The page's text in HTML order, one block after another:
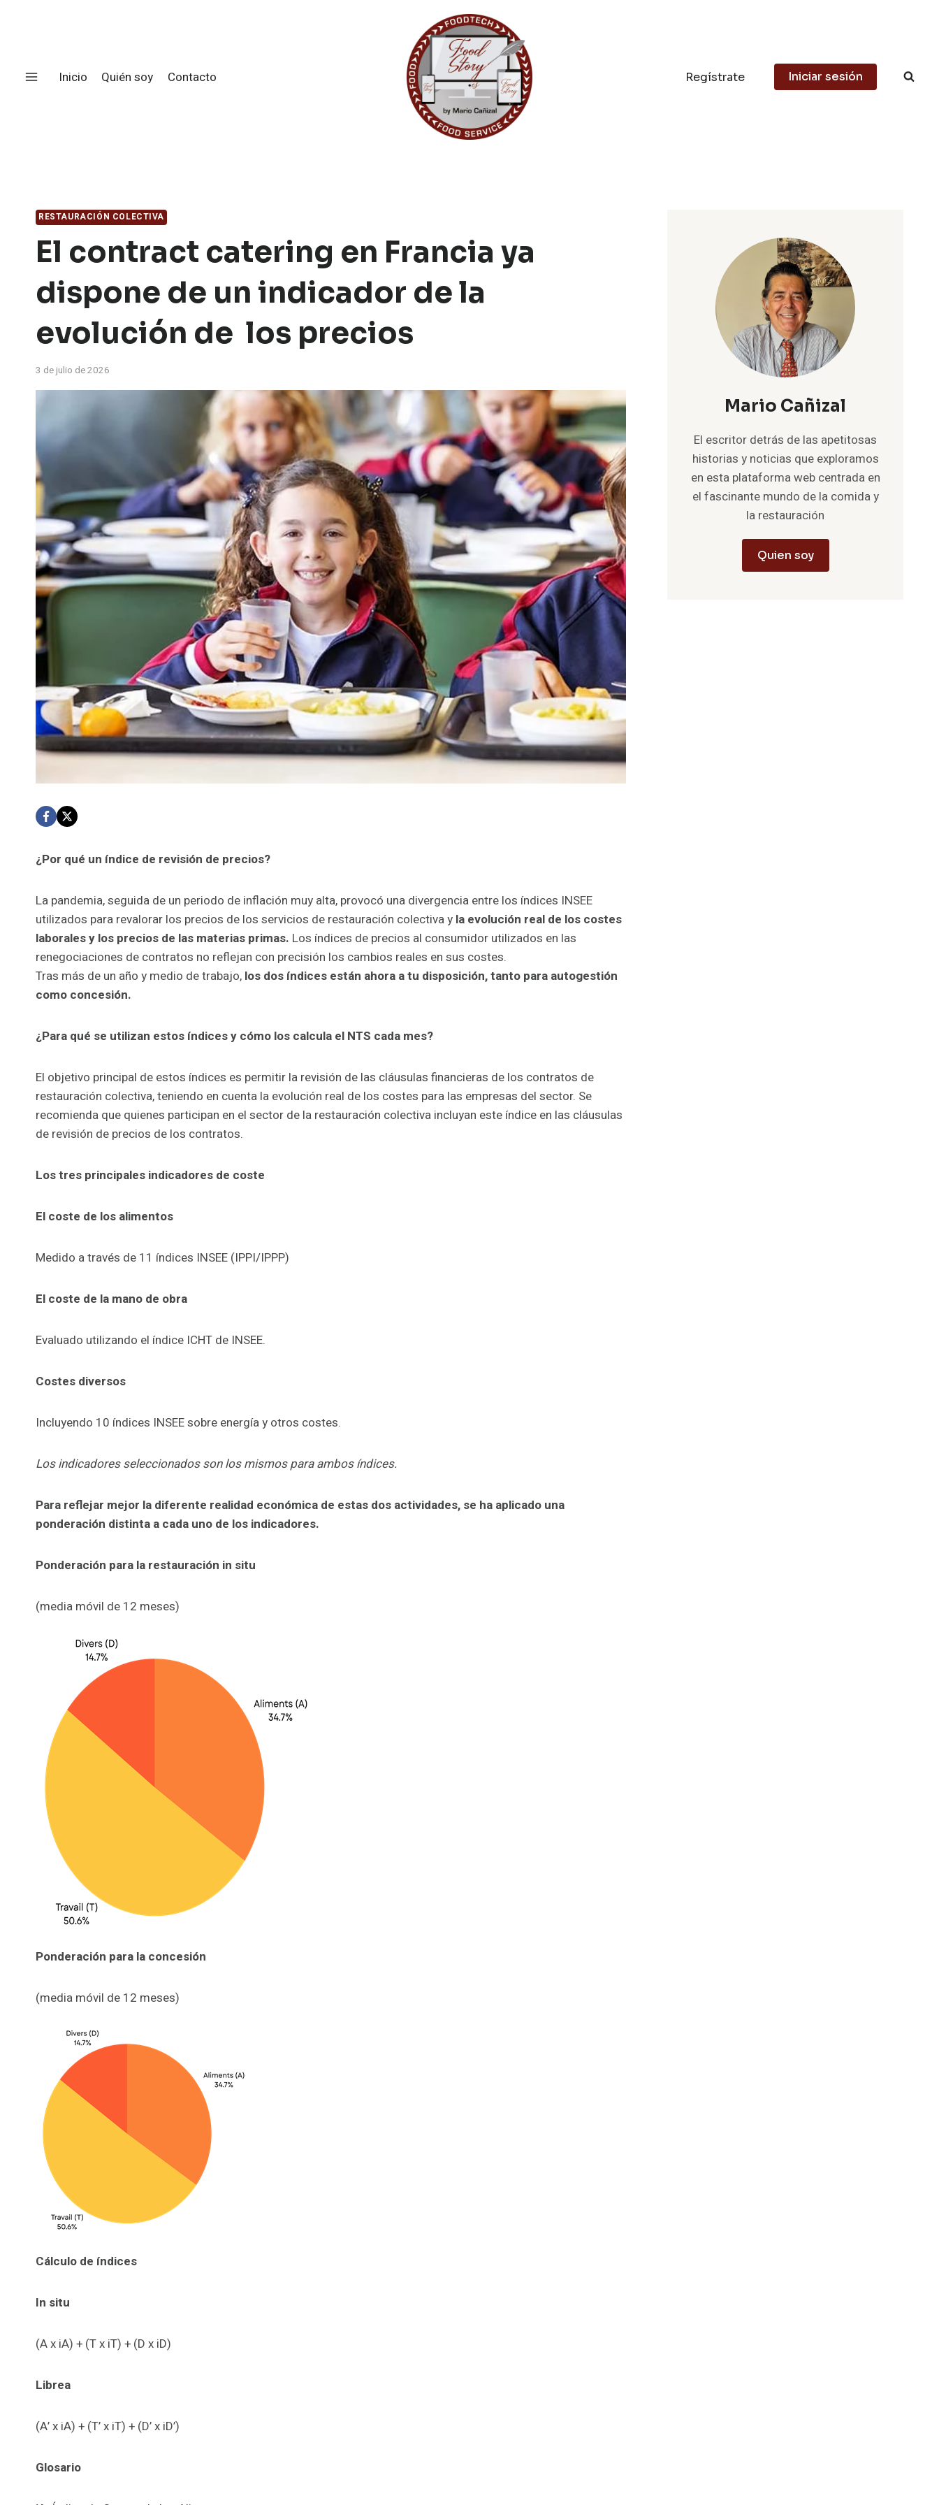
Inicio
Quién soy Contacto Regístrate Iniciar sesión
RESTAURACIÓN COLECTIVA
El contract catering en Francia ya
dispone de un indicador de la
evolución de los precios
3 de julio de 2026
¿Por qué un índice de revisión de precios?
La pandemia, seguida de un periodo de inflación muy alta, provocó una divergencia entre los índices INSEE
utilizados para revalorar los precios de los servicios de restauración colectiva y la evolución real de los costes
laborales y los precios de las materias primas. Los índices de precios al consumidor utilizados en las
renegociaciones de contratos no reflejan con precisión los cambios reales en sus costes.
Tras más de un año y medio de trabajo, los dos índices están ahora a tu disposición, tanto para autogestión
como concesión.
¿Para qué se utilizan estos índices y cómo los calcula el NTS cada mes?
El objetivo principal de estos índices es permitir la revisión de las cláusulas financieras de los contratos de
restauración colectiva, teniendo en cuenta la evolución real de los costes para las empresas del sector. Se
recomienda que quienes participan en el sector de la restauración colectiva incluyan este índice en las cláusulas
de revisión de precios de los contratos.
Los tres principales indicadores de coste
El coste de los alimentos
Medido a través de 11 índices INSEE (IPPI/IPPP)
El coste de la mano de obra
Evaluado utilizando el índice ICHT de INSEE.
Costes diversos
Incluyendo 10 índices INSEE sobre energía y otros costes.
Los indicadores seleccionados son los mismos para ambos índices.
Para reflejar mejor la diferente realidad económica de estas dos actividades, se ha aplicado una
ponderación distinta a cada uno de los indicadores.
Ponderación para la restauración in situ
(media móvil de 12 meses)
Ponderación para la concesión
(media móvil de 12 meses)
Cálculo de índices
In situ
(A x iA) + (T x iT) + (D x iD)
Librea
(A’ x iA) + (T’ x iT) + (D’ x iD’)
Glosario
Mario Cañizal
El escritor detrás de las apetitosas
historias y noticias que exploramos
en esta plataforma web centrada en
el fascinante mundo de la comida y
la restauración
Quien soy